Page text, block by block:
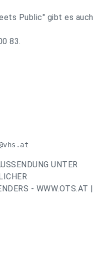
Public" gibt es auch
83.
UNTER
- WWW.OTS.AT |